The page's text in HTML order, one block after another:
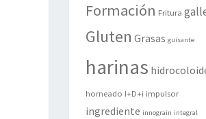
Formación Fritura
Gluten Grasas guisante
harinas
horneado I+D+i impulsor
ingrediente innograin integral